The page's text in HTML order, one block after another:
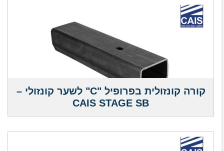
קורה קונזולית בפרופיל "C" לשער קונזולי –
CAIS STAGE SB